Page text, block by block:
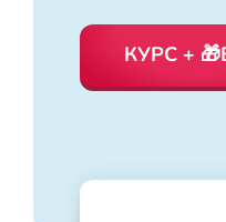
КУРС +